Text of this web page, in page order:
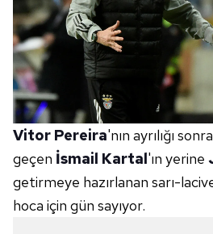
Vitor Pereira'nın ayrılığı
geçen İsmail Kartal'ın yerine
getirmeye hazırlanan sarı-
hoca için gün sayıyor.